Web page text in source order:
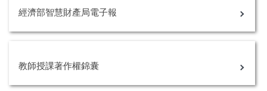
經濟部智慧財產局電子報
教師授課著作權錦囊